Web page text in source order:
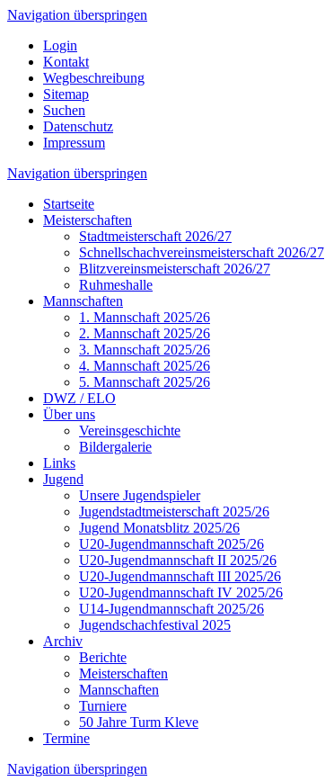
Navigation überspringen
Login
Kontakt
Wegbeschreibung
Sitemap
Suchen
Datenschutz
Impressum
Navigation überspringen
Startseite
Meisterschaften
Stadtmeisterschaft 2026/27
Schnellschachvereinsmeisterschaft 2026/27
Blitzvereinsmeisterschaft 2026/27
Ruhmeshalle
Mannschaften
1. Mannschaft 2025/26
2. Mannschaft 2025/26
3. Mannschaft 2025/26
4. Mannschaft 2025/26
5. Mannschaft 2025/26
DWZ / ELO
Über uns
Vereinsgeschichte
Bildergalerie
Links
Jugend
Unsere Jugendspieler
Jugendstadtmeisterschaft 2025/26
Jugend Monatsblitz 2025/26
U20-Jugendmannschaft 2025/26
U20-Jugendmannschaft II 2025/26
U20-Jugendmannschaft III 2025/26
U20-Jugendmannschaft IV 2025/26
U14-Jugendmannschaft 2025/26
Jugendschachfestival 2025
Archiv
Berichte
Meisterschaften
Mannschaften
Turniere
50 Jahre Turm Kleve
Termine
Navigation überspringen